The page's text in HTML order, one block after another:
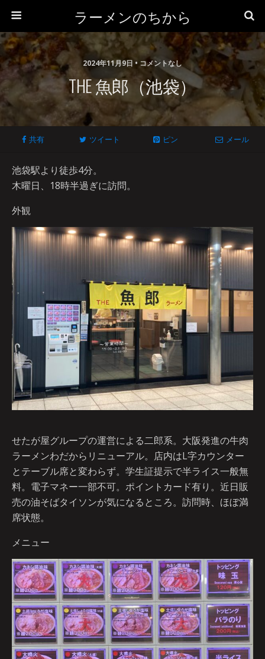
ラーメンのちから
2024年11月9日 • コメントなし
THE 魚郎（池袋）
共有 ツイート ピン メール
池袋駅より徒歩4分。
木曜日、18時半過ぎに訪問。
外観
せたが屋グループの運営による二郎系。大阪発進の牛肉
ラーメンわだからリニューアル。店内はL字カウンター
とテーブル席と変わらず。学生証提示で半ライス一般無
料。電子マネー一部不可。ポイントカード有り。近日販
売の油そばタイソンが気になるところ。訪問時、ほぼ満
席状態。
メニュー